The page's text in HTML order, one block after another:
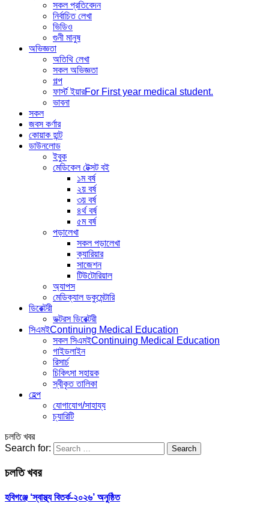
সকল প্রতিবেদন
নির্বাচিত লেখা
ভিডিও
গুনী মানুষ
অভিজ্ঞতা
অতিথি লেখা
সকল অভিজ্ঞতা
গল্প
ফার্স্ট ইয়ারFor First year medical student.
ভাবনা
সকল
জবস কর্ণার
কোয়াক হান্ট
ডাউনলোড
ইবুক
মেডিকেল টেক্সট বই
১ম বর্ষ
২য় বর্ষ
৩য় বর্ষ
৪র্থ বর্ষ
৫ম বর্ষ
পড়ালেখা
সকল পড়ালেখা
ক্যারিয়ার
সাজেশন
টিউটোরিয়াল
অ্যাপস
মেডিক্যাল ডকুমেন্টারি
ডিরেক্টরী
ডক্টরস ডিরেক্টরী
সিএমইContinuing Medical Education
সকল সিএমইContinuing Medical Education
গাইডলাইন
রিসার্চ
চিকিৎসা সহায়ক
স্বীকৃত তালিকা
হেল্প
যোগাযোগ/সাহায্য
চ্যারিটি
চলতি খবর
Search for:
চলতি খবর
হবিগঞ্জে ‘স্বাস্থ্য বিতর্ক-২০২৬’ অনুষ্ঠিত